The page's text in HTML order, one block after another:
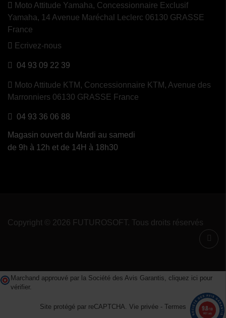
Moto Attitude Yamaha, Concessionnaire Exclusif
Yamaha, 14 Avenue Maréchal Leclerc 06130 GRASSE
France
Ecrivez-nous
04 93 09 22 39
Moto Attitude KTM, Concessionnaire KTM, Avenue des
Marronniers 06130 GRASSE France
04 93 36 06 88
Magasin ouvert du Mardi au samedi
de 9h à 12h et de 14H à 18h30
Copyright © 2026 FUTUROSOFT. Tous droits réservés
Marchand approuvé par la Société des Avis Garantis, cliquez ici pour
vérifier.
Site protégé par reCAPTCHA. Vie privée - Termes 9.8/10
1491 avis